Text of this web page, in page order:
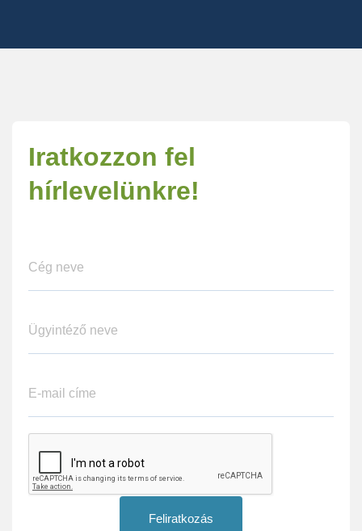
Iratkozzon fel
hírlevelünkre!
Feliratkozás